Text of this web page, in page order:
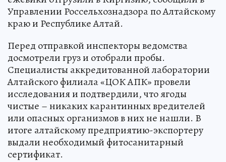
Управлении Россельхознадзора по Алтайскому
краю и Республике Алтай.
Перед отправкой инспекторы ведомства
досмотрели груз и отобрали пробы.
Специалисты аккредитованной лаборатории
Алтайского филиала «ЦОК АПК» провели
исследования и подтвердили, что ягоды
чистые – никаких карантинных вредителей
или опасных организмов в них не нашли. В
итоге алтайскому предприятию-экспортеру
выдали необходимый фитосанитарный
сертификат.